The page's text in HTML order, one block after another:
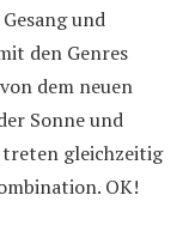
und
den Genres
dem neuen
Sonne und
gleichzeitig
OK!